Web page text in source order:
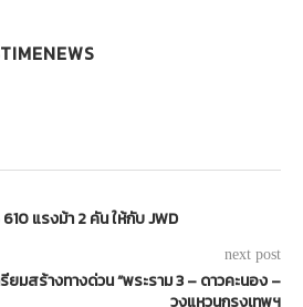
แรงม้า 2 คัน ให้กับ JWD
next post
ยมสร้างทางด่วน “พระราม 3 – ดาวคะนอง –